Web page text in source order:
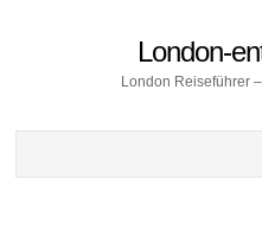
London-
London Reiseführer